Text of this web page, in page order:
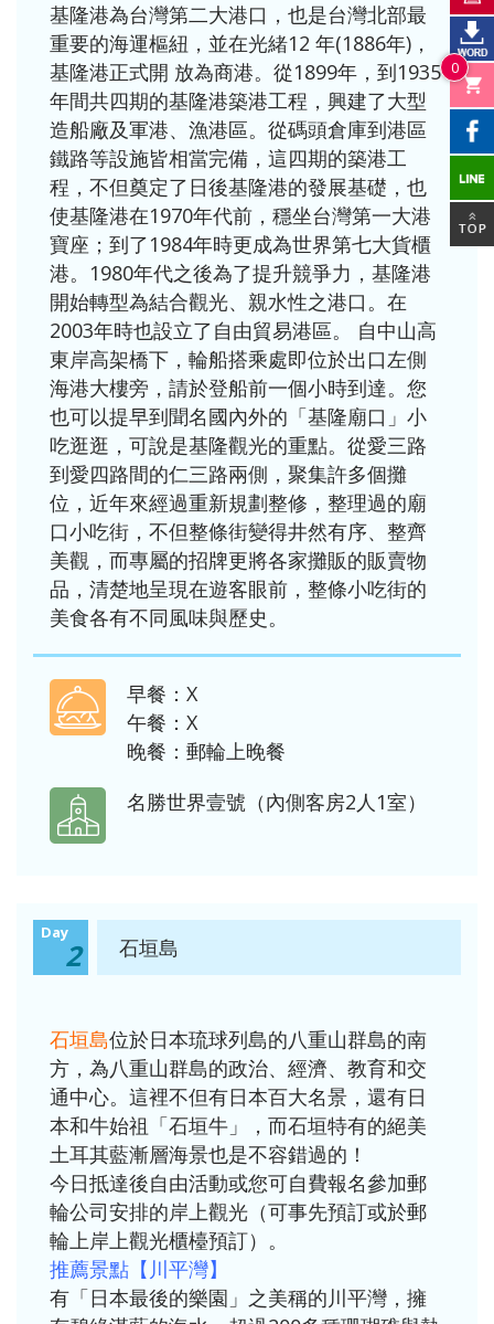
0
基隆港為台灣第二大港口，也是台灣北部最
重要的海運樞紐，並在光緒12 年(1886年)，
基隆港正式開 放為商港。從1899年，到1935
年間共四期的基隆港築港工程，興建了大型
造船廠及軍港、漁港區。從碼頭倉庫到港區
鐵路等設施皆相當完備，這四期的築港工
程，不但奠定了日後基隆港的發展基礎，也
使基隆港在1970年代前，穩坐台灣第一大港
寶座；到了1984年時更成為世界第七大貨櫃
港。1980年代之後為了提升競爭力，基隆港
開始轉型為結合觀光、親水性之港口。在
2003年時也設立了自由貿易港區。 自中山高
東岸高架橋下，輪船搭乘處即位於出口左側
海港大樓旁，請於登船前一個小時到達。您
也可以提早到聞名國內外的「基隆廟口」小
吃逛逛，可說是基隆觀光的重點。從愛三路
到愛四路間的仁三路兩側，聚集許多個攤
位，近年來經過重新規劃整修，整理過的廟
口小吃街，不但整條街變得井然有序、整齊
美觀，而專屬的招牌更將各家攤販的販賣物
品，清楚地呈現在遊客眼前，整條小吃街的
美食各有不同風味與歷史。
早餐：X
午餐：X
晚餐：郵輪上晚餐
名勝世界壹號（內側客房2人1室）
Day
2 石垣島
石垣島位於日本琉球列島的八重山群島的南
方，為八重山群島的政治、經濟、教育和交
通中心。這裡不但有日本百大名景，還有日
本和牛始祖「石垣牛」，而石垣特有的絕美
土耳其藍漸層海景也是不容錯過的！
今日抵達後自由活動或您可自費報名參加郵
輪公司安排的岸上觀光（可事先預訂或於郵
輪上岸上觀光櫃檯預訂）。
推薦景點【川平灣】
有「日本最後的樂園」之美稱的川平灣，擁